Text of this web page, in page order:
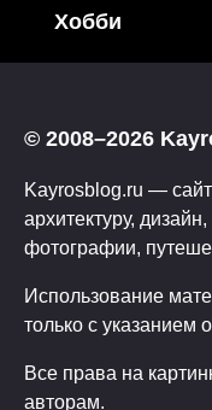
Хобби
© 2008–2026
Kayrosblog.ru — сайт
архитектуру,
фотографии,
Использование
только с указанием
Все права на
авторам.